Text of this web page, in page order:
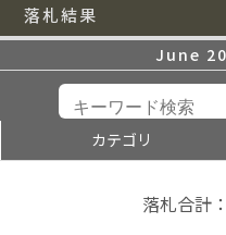
落札結果
June
カテゴリ
落札合計